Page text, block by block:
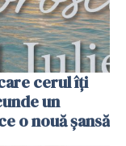
cerul îți
un
o nouă șansă